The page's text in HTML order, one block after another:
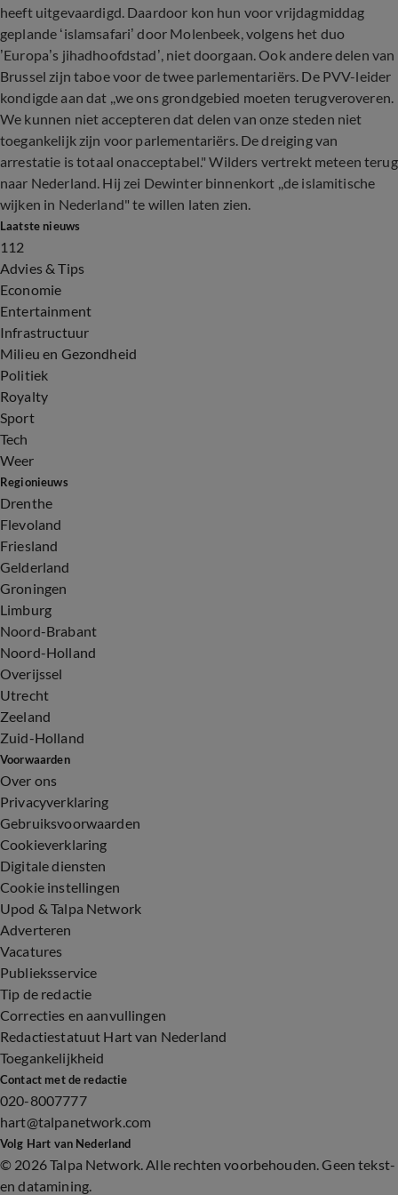
heeft uitgevaardigd. Daardoor kon hun voor vrijdagmiddag
geplande ‘islamsafari’ door Molenbeek, volgens het duo
’Europa’s jihadhoofdstad’, niet doorgaan. Ook andere delen van
Brussel zijn taboe voor de twee parlementariërs. De PVV-leider
kondigde aan dat ,,we ons grondgebied moeten terugveroveren.
We kunnen niet accepteren dat delen van onze steden niet
toegankelijk zijn voor parlementariërs. De dreiging van
arrestatie is totaal onacceptabel." Wilders vertrekt meteen terug
naar Nederland. Hij zei Dewinter binnenkort ,,de islamitische
wijken in Nederland" te willen laten zien.
Laatste nieuws
112
Advies & Tips
Economie
Entertainment
Infrastructuur
Milieu en Gezondheid
Politiek
Royalty
Sport
Tech
Weer
Regionieuws
Drenthe
Flevoland
Friesland
Gelderland
Groningen
Limburg
Noord-Brabant
Noord-Holland
Overijssel
Utrecht
Zeeland
Zuid-Holland
Voorwaarden
Over ons
Privacyverklaring
Gebruiksvoorwaarden
Cookieverklaring
Digitale diensten
Cookie instellingen
Upod & Talpa Network
Adverteren
Vacatures
Publieksservice
Tip de redactie
Correcties en aanvullingen
Redactiestatuut Hart van Nederland
Toegankelijkheid
Contact met de redactie
020-8007777
hart@talpanetwork.com
Volg Hart van Nederland
© 2026 Talpa Network. Alle rechten voorbehouden. Geen tekst-
en datamining.